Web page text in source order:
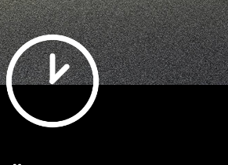
skiverleih
partner
kontakt